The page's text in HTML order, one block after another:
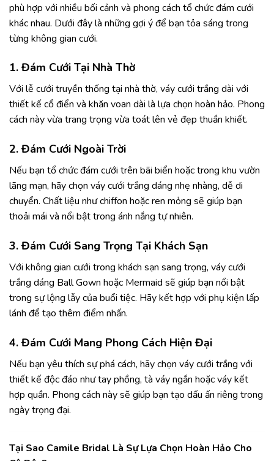
phù hợp với nhiều bối cảnh và phong cách tổ chức đám cưới
khác nhau. Dưới đây là những gợi ý để bạn tỏa sáng trong
từng không gian cưới.
1. Đám Cưới Tại Nhà Thờ
Với lễ cưới truyền thống tại nhà thờ, váy cưới trắng dài với
thiết kế cổ điển và khăn voan dài là lựa chọn hoàn hảo. Phong
cách này vừa trang trọng vừa toát lên vẻ đẹp thuần khiết.
2. Đám Cưới Ngoài Trời
Nếu bạn tổ chức đám cưới trên bãi biển hoặc trong khu vườn
lãng mạn, hãy chọn váy cưới trắng dáng nhẹ nhàng, dễ di
chuyển. Chất liệu như chiffon hoặc ren mỏng sẽ giúp bạn
thoải mái và nổi bật trong ánh nắng tự nhiên.
3. Đám Cưới Sang Trọng Tại Khách Sạn
Với không gian cưới trong khách sạn sang trọng, váy cưới
trắng dáng Ball Gown hoặc Mermaid sẽ giúp bạn nổi bật
trong sự lộng lẫy của buổi tiệc. Hãy kết hợp với phụ kiện lấp
lánh để tạo thêm điểm nhấn.
4. Đám Cưới Mang Phong Cách Hiện Đại
Nếu bạn yêu thích sự phá cách, hãy chọn váy cưới trắng với
thiết kế độc đáo như tay phồng, tà váy ngắn hoặc váy kết
hợp quần. Phong cách này sẽ giúp bạn tạo dấu ấn riêng trong
ngày trọng đại.
Tại Sao Camile Bridal Là Sự Lựa Chọn Hoàn Hảo Cho